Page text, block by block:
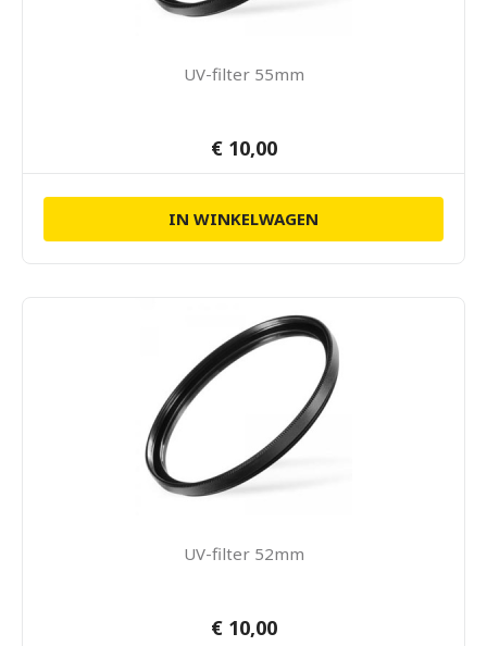
UV-filter 55mm
€ 10,00
IN WINKELWAGEN
UV-filter 52mm
€ 10,00